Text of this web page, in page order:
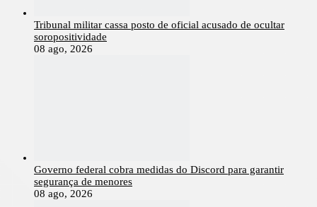
Tribunal militar cassa posto de oficial acusado de ocultar
soropositividade
08 ago, 2026
Governo federal cobra medidas do Discord para garantir
segurança de menores
08 ago, 2026